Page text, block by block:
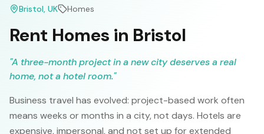
Bristol, UK Homes
Rent Homes in Bristol
"A three-month project in a new city deserves a real
home, not a hotel room."
Business travel has evolved: project-based work often
means weeks or months in a city, not days. Hotels are
expensive, impersonal, and not set up for extended